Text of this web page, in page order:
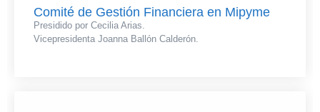
Comité de Gestión Financiera en Mipyme
Presidido por Cecilia Arias.
Vicepresidenta Joanna Ballón Calderón.